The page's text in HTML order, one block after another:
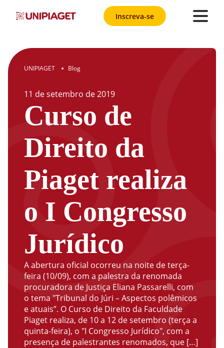
Inscreva-se
UNIPIAGET ● Blog
11 desetembro de2019
Curso de
Direito da
Piaget realiza
o I Congresso
Jurídico
A abertura oficial ocorreu na noite de terça-
feira (10/09), com a palestra da renomada
procuradora de Justiça Eliana Passarelli, com
o tema "Tribunal do Júri – Aspectos polêmicos
e atuais”. O Curso de Direito da Faculdade
Piaget realiza, de 10 a 12 de setembro (terça a
quinta-feira), o "I Congresso Jurídico", com a
presença de palestrantes renomados, que […]